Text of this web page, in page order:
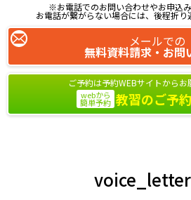
※お電話でのお問い合わせやお申込み
お電話が繋がらない場合には、後程折り
メールでの
無料資料請求・お問
ご予約は予約WEBサイトから
webから
簡単予約 教習のご予約